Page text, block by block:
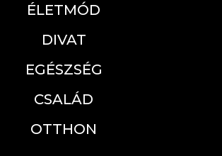
ÉLETMÓD
DIVAT
EGÉSZSÉG
CSALÁD
OTTHON